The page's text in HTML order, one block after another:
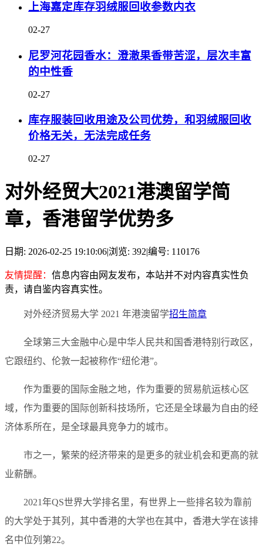
上海嘉定库存羽绒服回收参数内衣
02-27
尼罗河花园香水：澄澈果香带苦涩，层次丰富
的中性香
02-27
库存服装回收用途及公司优势，和羽绒服回收
价格无关，无法完成任务
02-27
对外经贸大2021港澳留学简
章，香港留学优势多
日期: 2026-02-25 19:10:06|浏览: 392|编号: 110176
友情提醒： 信息内容由网友发布，本站并不对内容真实性负
责，请自鉴内容真实性。
对外经济贸易大学 2021 年港澳留学招生简章
全球第三大金融中心是中华人民共和国香港特别行政区，
它跟纽约、伦敦一起被称作“纽伦港”。
作为重要的国际金融之地，作为重要的贸易航运核心区
域，作为重要的国际创新科技场所，它还是全球最为自由的经
济体系所在，是全球最具竞争力的城市。
市之一，繁荣的经济带来的是更多的就业机会和更高的就
业薪酬。
2021年QS世界大学排名里，有世界上一些排名较为靠前
的大学处于其列，其中香港的大学也在其中，香港大学在该排
名中位列第22。